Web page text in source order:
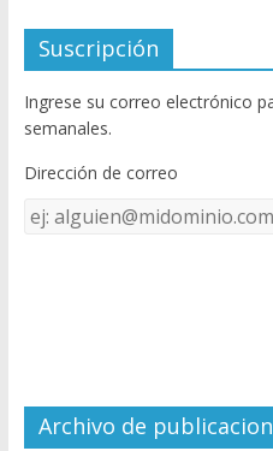
e
b
o
o
k
itt
er
u
T
u
e
C
el
Suscripción
Ingrese su correo electrónico
semanales.
Dirección de correo
Dirección
de
Archivo de